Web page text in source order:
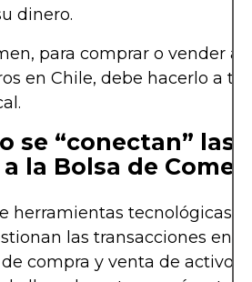
dinero.
para comprar o vender
en Chile, debe hacerlo a
se “conectan” las
la Bolsa de
herramientas tecnológicas
las transacciones
compra y venta de activos